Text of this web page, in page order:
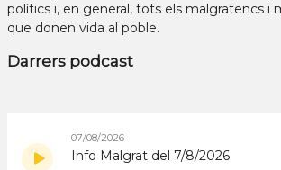
polítics i, en general, tots els malgratencs i
que donen vida al poble.
Darrers podcast
07/08/2026
Info Malgrat del 7/8/2026